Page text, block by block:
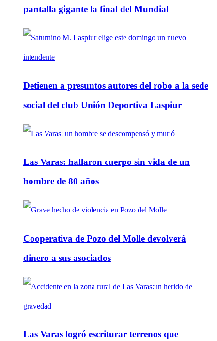
pantalla gigante la final del Mundial
Detienen a presuntos autores del robo a la sede
social del club Unión Deportiva Laspiur
Las Varas: hallaron cuerpo sin vida de un
hombre de 80 años
Cooperativa de Pozo del Molle devolverá
dinero a sus asociados
Las Varas logró escriturar terrenos que